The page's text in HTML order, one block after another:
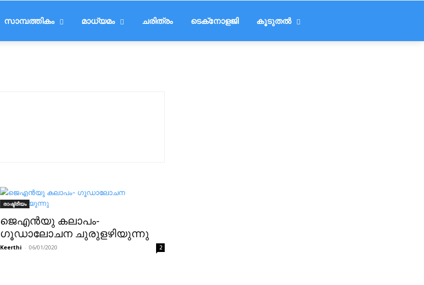
സാമ്പത്തികം മാധ്യമം ചരിത്രം ടെക്‌നോളജി കൂടുതൽ
രാഷ്ട്രീയം
ജെ‌എൻ‌യു കലാപം-
ഗൂഡാലോചന ചുരുളഴിയുന്നു
Keerthi - 06/01/2020 2